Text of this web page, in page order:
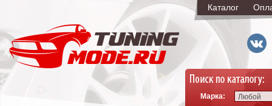
Каталог
Марка:
Любой